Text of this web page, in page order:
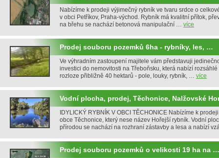
Nabízíme k prodeji výjimečný rybník ve tvaru srdce o
v obci Petříkov, Praha-východ. Rybník má kvalitní přítok,
na břehu se nachází betonová manipulační … více
Prodej souboru pozemků 6ha - rybníky, les, …
Ve výhradním zastoupení majitele vám představuji
investici do nemovitosti na Třeboňsku, která nabízí
rozloze přibližně 40 hektarů - pole, louky, rybník, … více
Vodní plocha, prodej, Těchonice, Nalžovské
IDYLICKÝ RYBNÍK V OBCI TĚCHONICE Nabízíme k
obce Těchonice, který nese název Hořejší rybník. Vodní
přírodou se nachází na rozhraní zástavby a lesa a nabízí
Prodej souboru pozemků o velikosti 19 ha na …